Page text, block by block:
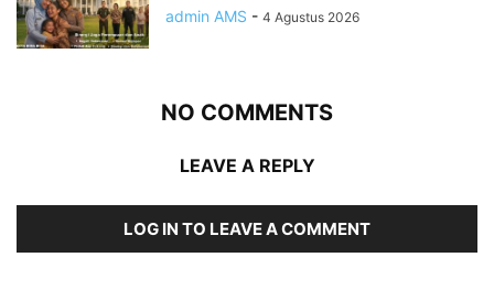
admin AMS - 4 Agustus 2026
NO COMMENTS
LEAVE A REPLY
LOG IN TO LEAVE A COMMENT